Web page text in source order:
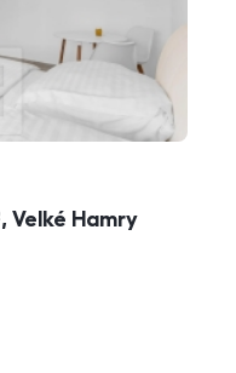
Velké Hamry